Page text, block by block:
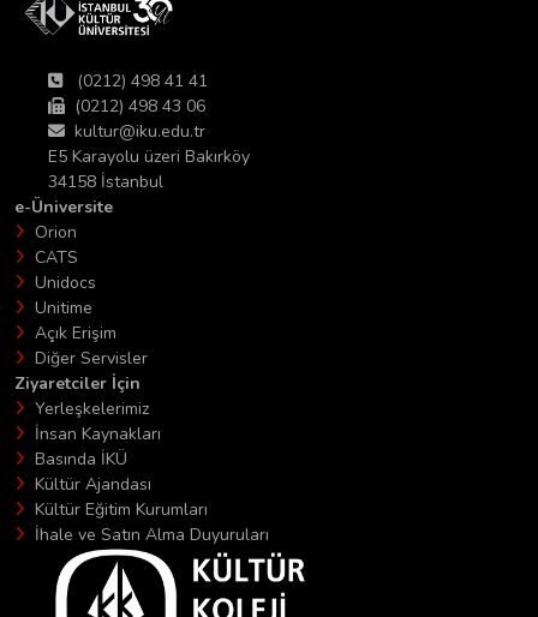
(0212) 498 41 41
(0212) 498 43 06
kultur@iku.edu.tr
E5 Karayolu üzeri Bakırköy
34158 İstanbul
e-Üniversite
Orion
CATS
Unidocs
Unitime
Açık Erişim
Diğer Servisler
Ziyaretciler İçin
Yerleşkelerimiz
İnsan Kaynakları
Basında İKÜ
Kültür Ajandası
Kültür Eğitim Kurumları
İhale ve Satın Alma Duyuruları